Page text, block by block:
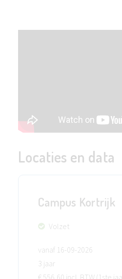
Locaties en data
Campus Kortrijk
Volzet
vanaf 16-09-2026
3 jaar